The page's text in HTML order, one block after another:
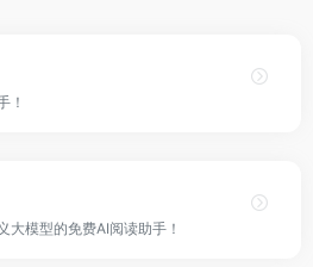
！
大模型的免费AI阅读助手！